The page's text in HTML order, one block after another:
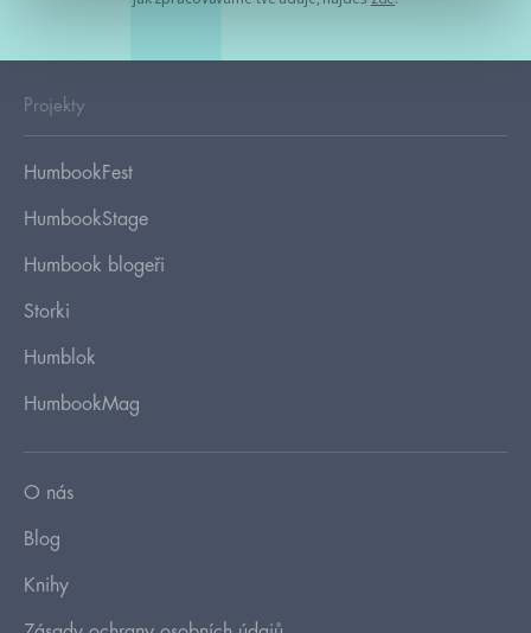
Projekty
HumbookFest
HumbookStage
Humbook blogeři
Storki
Humblok
HumbookMag
O nás
Blog
Knihy